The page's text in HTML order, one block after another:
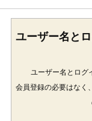
ユーザー名と
ユーザー名とログ
会員登録の必要はなく